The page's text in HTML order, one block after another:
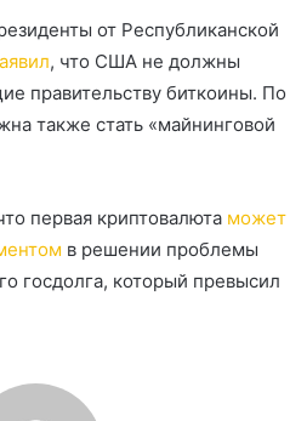
от Республиканской
, что США не должны
правительству биткоины. По
также стать «майнинговой
первая криптовалюта может
в решении проблемы
госдолга, который превысил